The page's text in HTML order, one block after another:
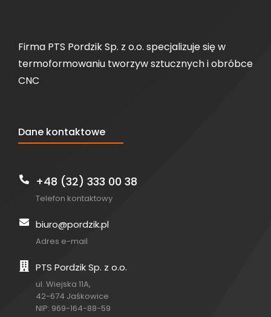
Firma PTS Pordzik Sp. z o.o. specjalizuje się w
termoformowaniu tworzyw sztucznych i obróbce
CNC
Dane kontaktowe
+48 (32) 333 00 38
Telefon kontaktowy
biuro@pordzik.pl
Adres e-mail
PTS Pordzik Sp. z o.o.
ul. Wiejska 11A,
42-674 Jaśkowice
NIP: 969-164-88-59